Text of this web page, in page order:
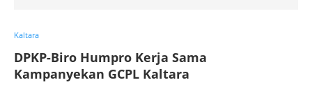
Kaltara
DPKP-Biro Humpro Kerja Sama
Kampanyekan GCPL Kaltara